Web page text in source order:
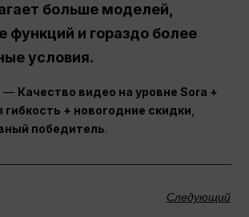
больше моделей,
функций и гораздо более
условия.
— Качество видео на уровне Sora +
+ новогодние скидки
победитель.
Следующий